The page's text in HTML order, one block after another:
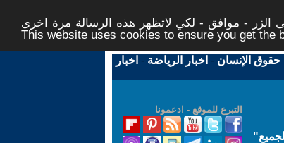
الزر - موافق - لكي لاتظهر هذه الرسالة مرة اخرى -
This website uses cookies to ensure you get the
حقوق الإنسان - اخبار الرياضة - اخبار
التبرع للموقع - ادعمونا
"